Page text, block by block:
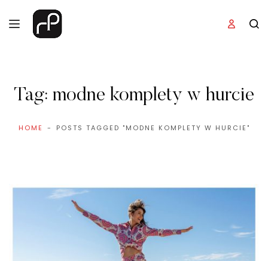
Tag: modne komplety w hurcie
HOME POSTS TAGGED "MODNE KOMPLETY W HURCIE"